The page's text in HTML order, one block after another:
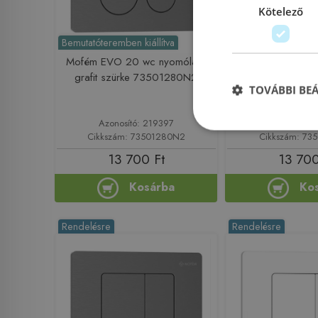
Bemutatóteremben kiállítva
Mofém EVO 20 wc nyomólap,
grafit szürke 73501280N2
Azonosító: 219397
Cikkszám: 73501280N2
13 700 Ft
Kosárba
Cikkszám:
13
Rendelésre Rendelésre
Kötelező
TOVÁBBI